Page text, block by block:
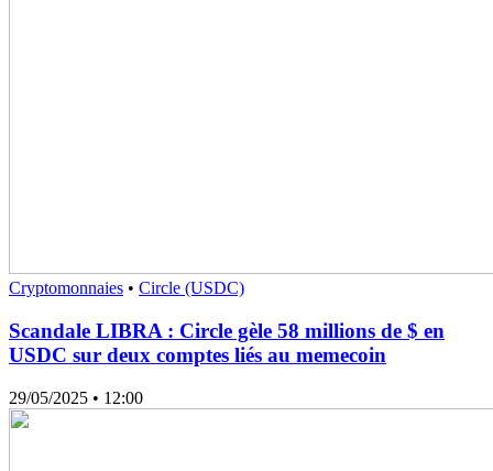
Cryptomonnaies • Circle (USDC)
Scandale LIBRA : Circle gèle 58 millions de $ en
USDC sur deux comptes liés au memecoin
29/05/2025 • 12:00